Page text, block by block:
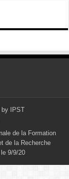
by IPST
de la Formation
de la Recherche
9/9/20